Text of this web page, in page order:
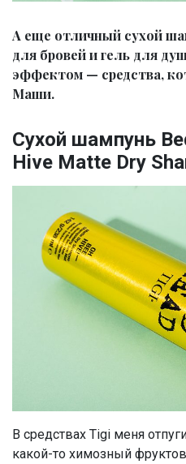
А еще отличный сухой
для бровей и гель для
эффектом — средства,
Маши.
Cухой шампунь
Hive Matte Dry
В средствах Tigi меня
какой-то химозный